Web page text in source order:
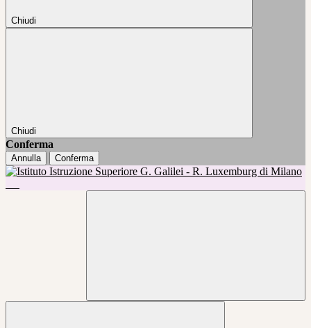
Chiudi
Chiudi
Conferma
Annulla Conferma